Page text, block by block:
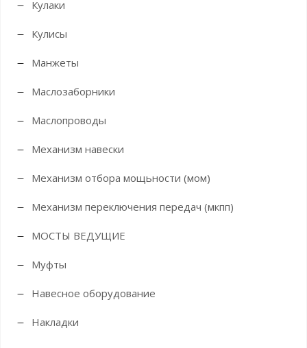
Кулаки
Кулисы
Манжеты
Маслозаборники
Маслопроводы
Механизм навески
Механизм отбора мощьности (мом)
Механизм переключения передач (мкпп)
МОСТЫ ВЕДУЩИЕ
Муфты
Навесное оборудование
Накладки